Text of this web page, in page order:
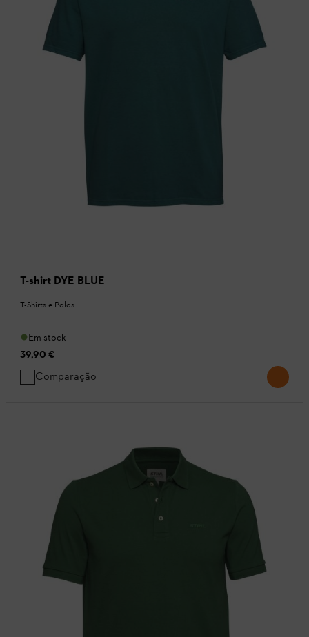
T-shirt DYE BLUE
T-Shirts e Polos
Em stock
39,90 €
Comparação